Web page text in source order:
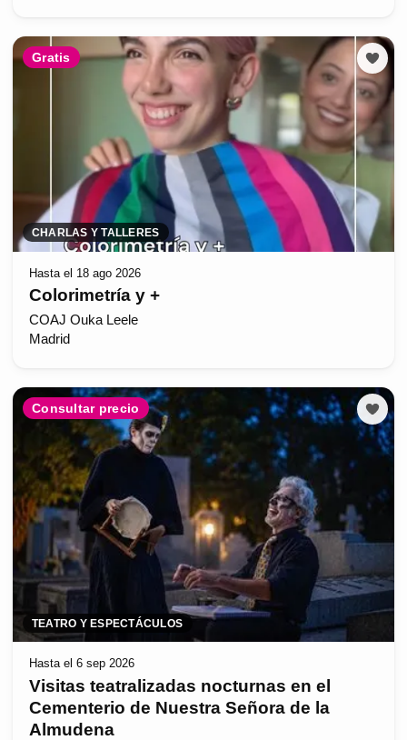
Gratis
CHARLAS Y TALLERES
Hasta el 18 ago 2026
Colorimetría y +
COAJ Ouka Leele
Madrid
Consultar precio
TEATRO Y ESPECTÁCULOS
Hasta el 6 sep 2026
Visitas teatralizadas nocturnas en el
Cementerio de Nuestra Señora de la
Almudena